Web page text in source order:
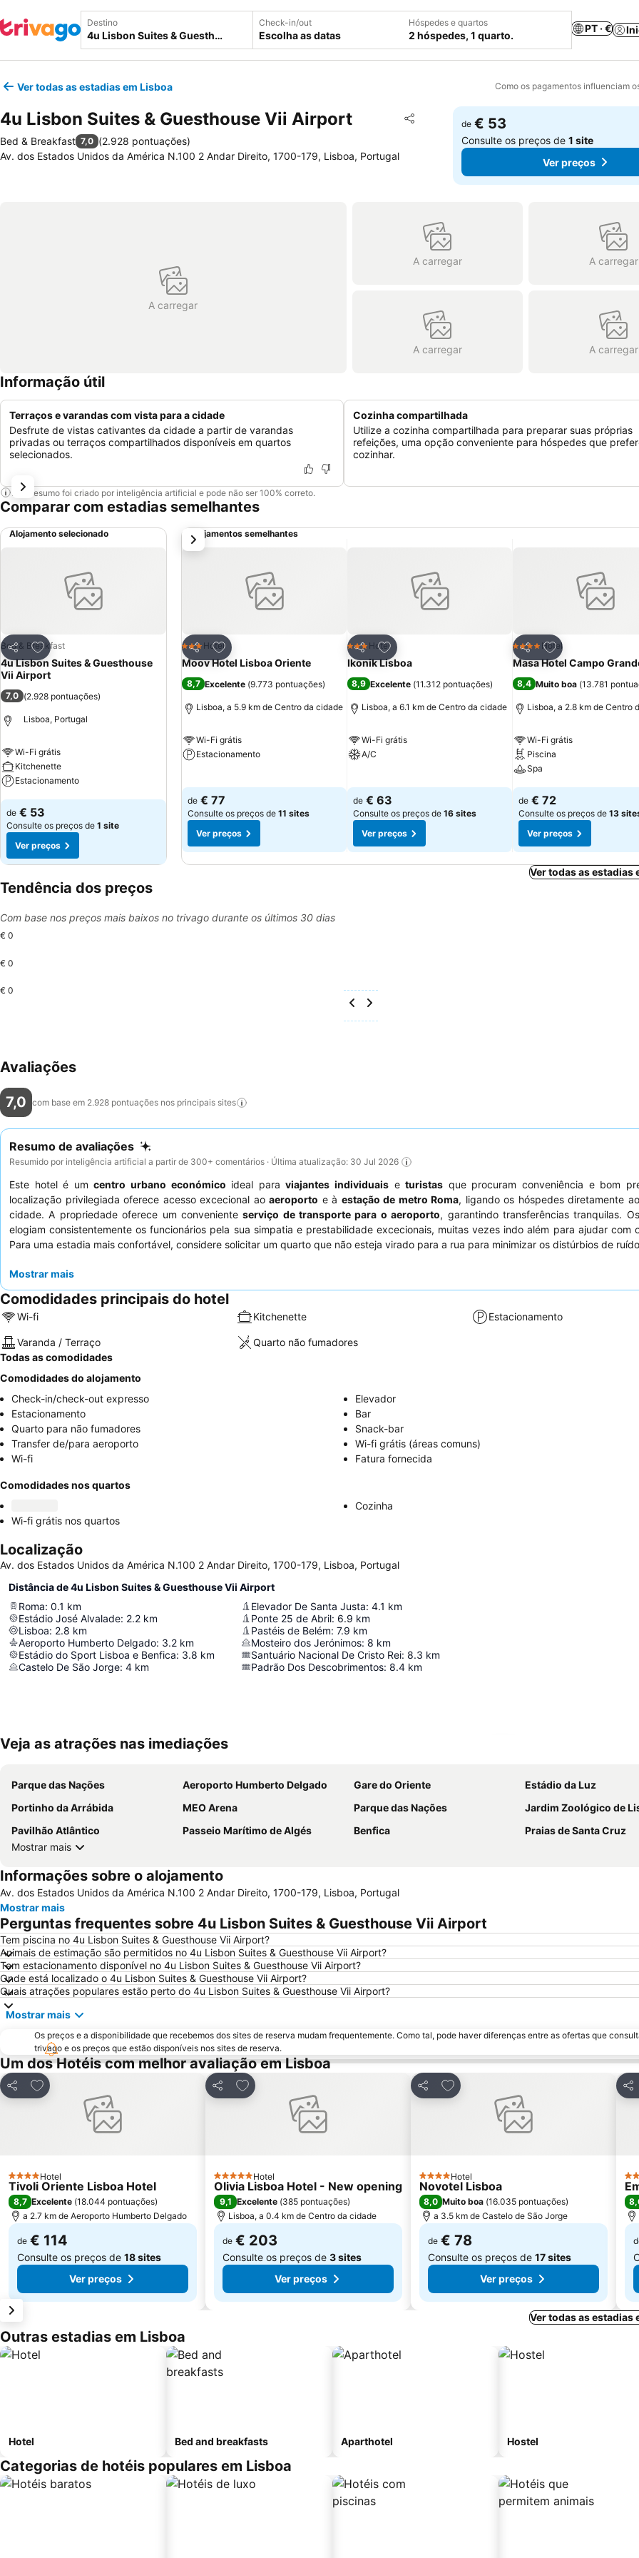
Destino Check-in/out
Escolha as datas
Hóspedes e quartos
2 hóspedes, 1 quarto.
PT · €
Ver todas as estadias em Lisboa Como os pagamentos influenciam
4u Lisbon Suites & Guesthouse Vii Airport Partilhar
Adicionar aos favoritos
Bed & Breakfast 7,0 (2.928 pontuações)
Av. dos Estados Unidos da América N.100 2 Andar Direito, 1700-179, Lisboa, Portugal
de € 53
Consulte os preços de1 site
Ver preços
A carregar
A carregar A carregar
A carregar A carregar
Informação útil
Terraços e varandas com vista para a cidade
Desfrute de vistas cativantes da cidade a partir de varandas
privadas ou terraços compartilhados disponíveis em quartos
selecionados.
Cozinha compartilhada
Utilize a cozinha compartilhada para preparar suas próprias
refeições, uma opção conveniente para hóspedes que
cozinhar.
Este resumo foi criado por inteligência artificial e pode não ser 100% correto.
Comparar com estadias semelhantes
Alojamento selecionado
Partilhar
Adicionar aos favoritos
Bed & Breakfast
4u Lisbon Suites & Guesthouse
Vii Airport
7,0 (2.928 pontuações)
Lisboa, Portugal
Wi-Fi grátis
Kitchenette
Estacionamento
Ver preços
de € 53
Consulte os preços de 1 site
Ver preços
Alojamentos semelhantes
Partilhar
Adicionar aos favoritos
3 Estrelas
Hotel
Moov Hotel Lisboa Oriente
8,7 Excelente (9.773 pontuações)
Lisboa, a 5.9 km de Centro da cidade
Wi-Fi grátis
Estacionamento
de € 77
Consulte os preços de 11 sites
Ver preços
Partilhar
Adicionar aos favoritos
3 Estrelas
Hotel
Ikonik Lisboa
8,9 Excelente (11.312 pontuações)
Lisboa, a 6.1 km de Centro da cidade
Wi-Fi grátis
A/C
de € 63
Consulte os preços de 16 sites
Ver preços
Partilhar
Adicionar aos
4 EstrelasHotel
Masa Hotel Campo
8,4 Muito boa (13.781
Lisboa, a 2.8 km de Centro
Wi-Fi grátis
Piscina
Spa
Ver preços
de € 72
Consulte os preços de 13
Ver preços
próximo
Ver todas as estadias
Tendência dos preços
Com base nos preços mais baixos no trivago durante os últimos 30 dias
€ 0
€ 0
€ 0
Avaliações
7,0 com base em 2.928 pontuações nos principais sites
Resumo de avaliações
Resumido por inteligência artificial a partir de 300+ comentários · Última atualização: 30 Jul 2026
Este hotel é umcentro urbano económico ideal paraviajantes individuais eturistas que procuram conveniência e bom
localização privilegiada oferece acesso excecional aoaeroporto e à estação de metro Roma, ligando os hóspedes diretamente
cidade. A propriedade oferece um convenienteserviço de transporte para o aeroporto, garantindo transferências tranquilas.
elogiam consistentemente os funcionários pela sua simpatia e prestabilidade excecionais, muitas vezes indo além para ajudar com
Para uma estadia mais confortável, considere solicitar um quarto que não esteja virado para a rua para minimizar os distúrbios de
Mostrar mais
Comodidades principais do hotel
Wi-fi Kitchenette Estacionamento
Varanda / Terraço
Quarto não fumadores
Todas as comodidades
Comodidades do alojamento
Check-in/check-out expresso
Elevador
Estacionamento
Bar
Quarto para não fumadores
Snack-bar
Transfer de/para aeroporto
Wi-fi grátis (áreas comuns)
Wi-fi
Fatura fornecida
Comodidades nos quartos
Cozinha
Wi-fi grátis nos quartos
Localização
Av. dos Estados Unidos da América N.100 2 Andar Direito, 1700-179, Lisboa, Portugal
Distância de 4u Lisbon Suites & Guesthouse Vii Airport
Roma: 0.1 km
Estádio José Alvalade: 2.2 km
Lisboa: 2.8 km
Aeroporto Humberto Delgado: 3.2 km
Estádio do Sport Lisboa e Benfica: 3.8 km
Castelo De São Jorge: 4 km
Elevador De Santa Justa: 4.1 km
Ponte 25 de Abril: 6.9 km
Pastéis de Belém: 7.9 km
Mosteiro dos Jerónimos: 8 km
Santuário Nacional De Cristo Rei: 8.3 km
Padrão Dos Descobrimentos: 8.4 km
Veja as atrações nas imediações
Parque das Nações Aeroporto Humberto Delgado Gare do Oriente
Estádio da Luz
Portinho da Arrábida
MEO Arena Parque das Nações
Jardim Zoológico de
Pavilhão Atlântico
Passeio Marítimo de Algés Benfica
Praias de Santa Cruz
Mostrar mais
Informações sobre o alojamento
Av. dos Estados Unidos da América N.100 2 Andar Direito, 1700-179, Lisboa, Portugal
Mostrar mais
Perguntas frequentes sobre 4u Lisbon Suites & Guesthouse Vii Airport
Tem piscina no 4u Lisbon Suites & Guesthouse Vii Airport?
Animais de estimação são permitidos no 4u Lisbon Suites & Guesthouse Vii Airport?
Tem estacionamento disponível no 4u Lisbon Suites & Guesthouse Vii Airport?
Onde está localizado o 4u Lisbon Suites & Guesthouse Vii Airport?
Quais atrações populares estão perto do 4u Lisbon Suites & Guesthouse Vii Airport?
Mostrar mais
Os preços e a disponibilidade que recebemos dos sites de reserva mudam frequentemente. Como tal, pode haver diferenças entre as ofertas que
trivago e os preços que estão disponíveis nos sites de reserva.
Um dos Hotéis com melhor avaliação em Lisboa
Partilhar
Adicionar aos favoritos
4 Estrelas
Hotel
Tivoli Oriente Lisboa Hotel
8,7 Excelente (18.044 pontuações)
a 2.7 km de Aeroporto Humberto Delgado
de € 114
Consulte os preços de 18 sites
Ver preços
Partilhar
Adicionar aos favoritos
5 EstrelasHotel
Olivia Lisboa Hotel - New opening
9,1 Excelente (385 pontuações)
Lisboa, a 0.4 km de Centro da cidade
de € 203
Consulte os preços de 3 sites
Ver preços
Partilhar
Adicionar aos favoritos
4 Estrelas
Hotel
Novotel Lisboa
8,0 Muito boa (16.035 pontuações)
a 3.5 km de Castelo de São Jorge
de € 78
Consulte os preços de 17 sites
Ver preços
3
Ver todas as estadias
Outras estadias em Lisboa
Hotel Bed and breakfasts Aparthotel Hostel
Categorias de hotéis populares em Lisboa